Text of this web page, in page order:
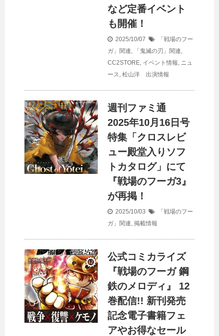
など定番イベント
も開催！
2025/10/07
「戦場のフー
ガ」関連, 「鬼滅の刃」関連,
CC2STORE, イベント情報, ニュ
ース, 松山洋 出演情報
週刊ファミ通
2025年10月16日号
特集「クロスレビ
ュー殿堂入りソフ
トカタログ」にて
『戦場のフーガ3』
が再掲！
2025/10/03
「戦場のフー
ガ」関連, 掲載情報
公式コミカライズ
『戦場のフーガ 鋼
鉄のメロディ』 12
巻配信!! 新刊発売
記念電子書籍フェ
アやお得なセール